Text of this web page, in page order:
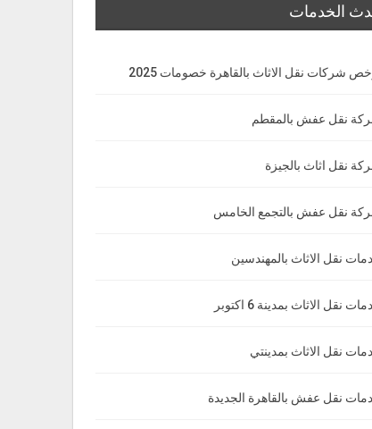
الخدمات
شركات نقل الاثاث بالقاهرة خصومات 2025
نقل عفش بالمقطم
نقل اثاث بالجيزة
نقل عفش بالتجمع الخامس
نقل الاثاث بالمهندسين
نقل الاثاث بمدينة 6 اكتوبر
نقل الاثاث بمدينتي
نقل عفش بالقاهرة الجديدة